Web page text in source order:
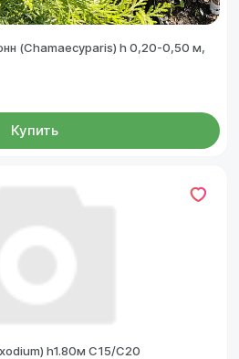
(Chamaecyparis) h 0,20-0,50 м,
Купить
h1.80м С15/С20